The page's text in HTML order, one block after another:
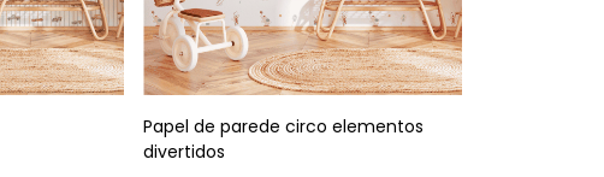
Papel de parede circo elementos
divertidos